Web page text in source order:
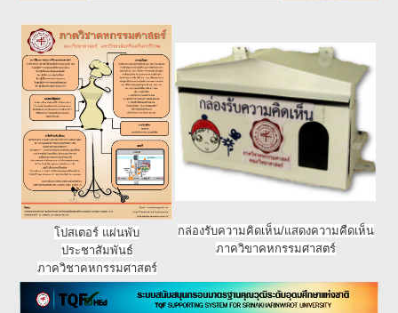
โปสเตอร์ แผ่นพับ
ประชาสัมพันธ์
ภาควิชาคหกรรมศาสตร์
กล่องรับความคิดเห็น/แสดงความคืดเห็น
ภาควิขาคหกรรมศาสตร์